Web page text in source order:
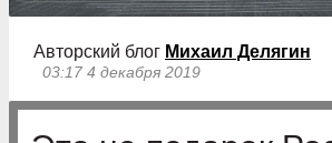
Авторский блог Михаил Делягин
03:17 4 декабря 2019